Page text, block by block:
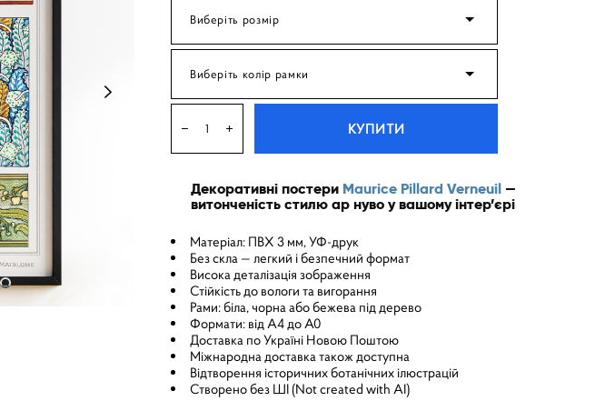
Виберіть розмір
Виберіть колір рамки
КУПИТИ
Декоративні постери Maurice Pillard Verneuil—
витонченість стилю ар нуво у вашому інтер’єрі
Матеріал: ПВХ 3 мм, УФ-друк
Без скла — легкий і безпечний формат
Висока деталізація зображення
Стійкість до вологи та вигорання
Рами: біла, чорна або бежева під дерево
Формати: від A4 до A0
Доставка по Україні Новою Поштою
Міжнародна доставка також доступна
Відтворення історичних ботанічних ілюстрацій
Створено без ШІ (Not created with AI)